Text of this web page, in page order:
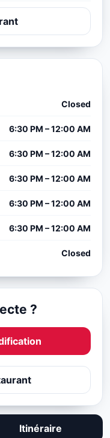
Closed
6:30 PM – 12:00 AM
6:30 PM – 12:00 AM
6:30 PM – 12:00 AM
6:30 PM – 12:00 AM
6:30 PM – 12:00 AM
Closed
?
Itinéraire